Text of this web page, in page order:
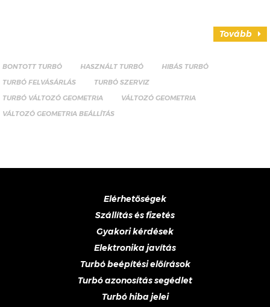
Tovább
BONTOTT TURBÓ HASZNÁLT TURBÓ
HIBÁS TURBÓ
TURBÓ FELVÁSÁRLÁS
TURBÓ SZERVIZ
TURBÓ VÁLTOZÓ GEOMETRIA
VÁLTOZÓ GEOMETRIA
VÁLTOZÓ GEOMETRIA BEÁLLÍTÁS
Elérhetőségek
Szállítás és fizetés
Gyakori kérdések
Elektronika javítás
Turbó beépítési előírások
Turbó azonosítás segédlet
Turbó hiba jelei